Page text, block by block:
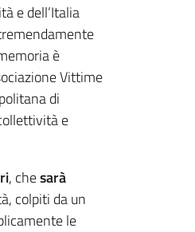
e dell’Italia
è
Vittime
di
e
, chesarà
colpiti da un
le